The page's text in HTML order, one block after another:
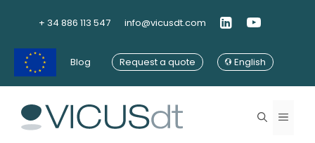
+ 34 886 113 547 info@vicusdt.com
Blog Request a quote English
Menu